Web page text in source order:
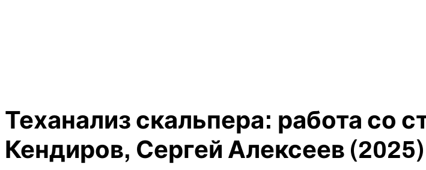
Теханализ скальпера: работа со
Кендиров, Сергей Алексеев